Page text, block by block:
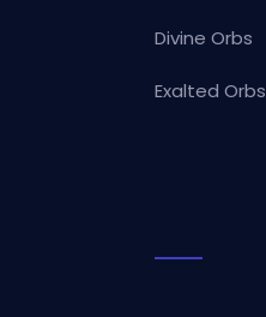
Divine Orbs
Exalted Orbs